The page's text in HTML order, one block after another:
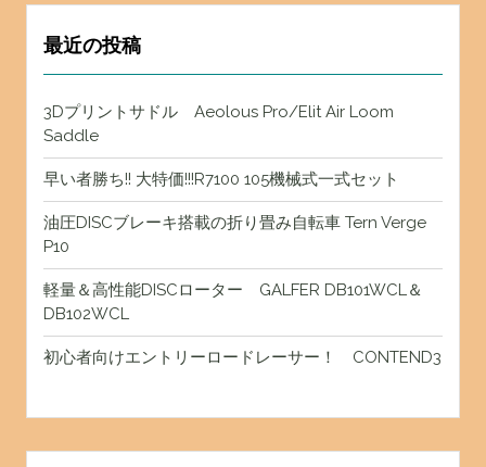
最近の投稿
3Dプリントサドル Aeolous Pro/Elit Air Loom
Saddle
早い者勝ち!! 大特価!!!R7100 105機械式一式セット
油圧DISCブレーキ搭載の折り畳み自転車 Tern Verge
P10
軽量＆高性能DISCローター GALFER DB101WCL＆
DB102WCL
初心者向けエントリーロードレーサー！ CONTEND3